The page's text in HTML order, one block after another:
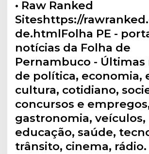
• Raw Ranked
Siteshttps://
de.htmlFolha PE -
notícias da Folha de
Pernambuco - Últimas
de política, economia,
cultura, cotidiano,
concursos e
gastronomia, veículos,
educação, saúde,
trânsito, cinema, rádio.